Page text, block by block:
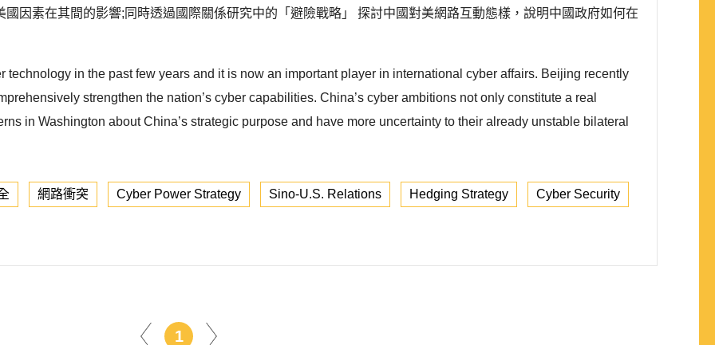
因素在其間的影響;同時透過國際關係研究中的「避險戰略」 探討中國對美網路互動態樣，說明中國政府如何在
in the past few years and it is now an important player in international cyber affairs. Beijing recently
strengthen the nation’s cyber capabilities. China’s cyber ambitions not only constitute a real
in Washington about China’s strategic purpose and have more uncertainty to their already unstable bilateral
網路衝突 Cyber Power Strategy Sino-U.S. Relations Hedging Strategy Cyber Security
1